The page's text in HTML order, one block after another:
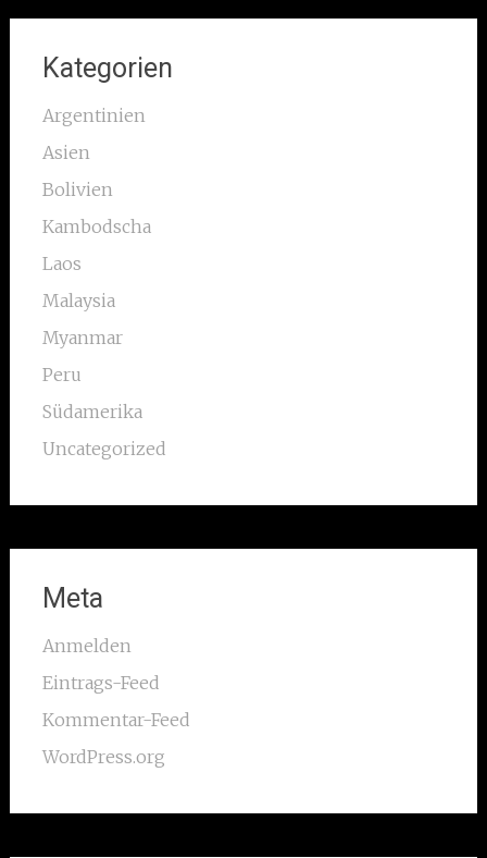
Kategorien
Argentinien
Asien
Bolivien
Kambodscha
Laos
Malaysia
Myanmar
Peru
Südamerika
Uncategorized
Meta
Anmelden
Eintrags-Feed
Kommentar-Feed
WordPress.org